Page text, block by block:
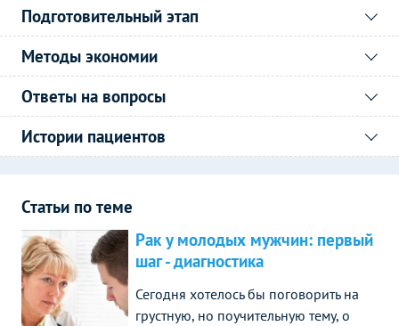
Подготовительный этап
Методы экономии
Ответы на вопросы
Истории пациентов
Статьи по теме
Рак у молодых мужчин: первый
шаг - диагностика
Сегодня хотелось бы поговорить на
грустную, но поучительную тему, о